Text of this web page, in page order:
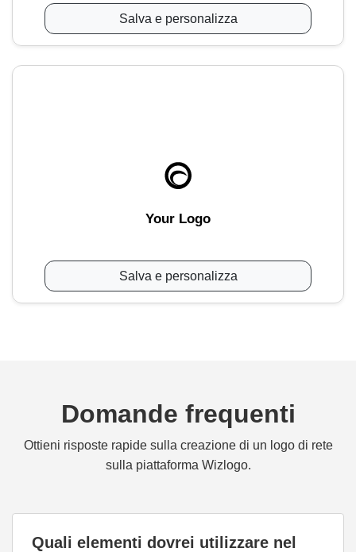
Salva e personalizza
Your Logo
Salva e personalizza
Domande frequenti
Ottieni risposte rapide sulla creazione di un logo di rete
sulla piattaforma Wizlogo.
Quali elementi dovrei utilizzare nel